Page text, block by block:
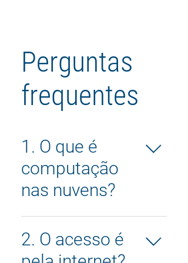
Perguntas
frequentes
1. O que é
computação
nas nuvens?
A computação nas
nuvens, em inglês
chamada de “cloud
2. O acesso é